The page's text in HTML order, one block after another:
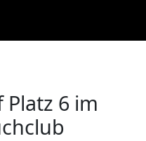
Platz 6 im